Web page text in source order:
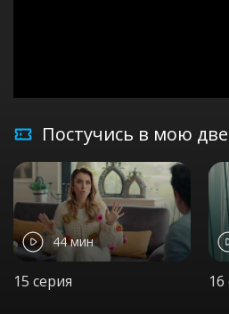
Постучись в мою
44 мин
15 серия 16